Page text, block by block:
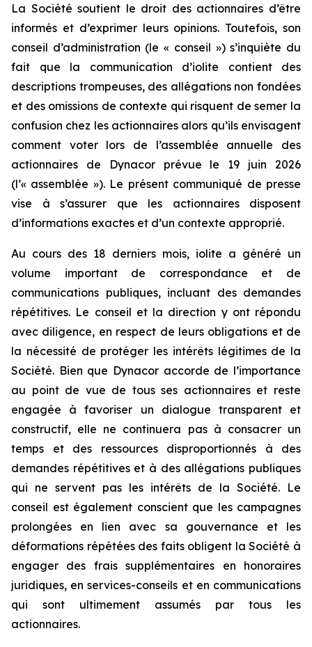
La Société soutient le droit des actionnaires d’être
informés et d’exprimer leurs opinions. Toutefois, son
conseil d’administration (le « conseil ») s’inquiète du
fait que la communication d’iolite contient des
descriptions trompeuses, des allégations non fondées
et des omissions de contexte qui risquent de semer la
confusion chez les actionnaires alors qu’ils envisagent
comment voter lors de l’assemblée annuelle des
actionnaires de Dynacor prévue le 19 juin 2026
(l’« assemblée »). Le présent communiqué de presse
vise à s’assurer que les actionnaires disposent
d’informations exactes et d’un contexte approprié.
Au cours des 18 derniers mois, iolite a généré un
volume important de correspondance et de
communications publiques, incluant des demandes
répétitives. Le conseil et la direction y ont répondu
avec diligence, en respect de leurs obligations et de
la nécessité de protéger les intérêts légitimes de la
Société. Bien que Dynacor accorde de l’importance
au point de vue de tous ses actionnaires et reste
engagée à favoriser un dialogue transparent et
constructif, elle ne continuera pas à consacrer un
temps et des ressources disproportionnés à des
demandes répétitives et à des allégations publiques
qui ne servent pas les intérêts de la Société. Le
conseil est également conscient que les campagnes
prolongées en lien avec sa gouvernance et les
déformations répétées des faits obligent la Société à
engager des frais supplémentaires en honoraires
juridiques, en services-conseils et en communications
qui sont ultimement assumés par tous les
actionnaires.